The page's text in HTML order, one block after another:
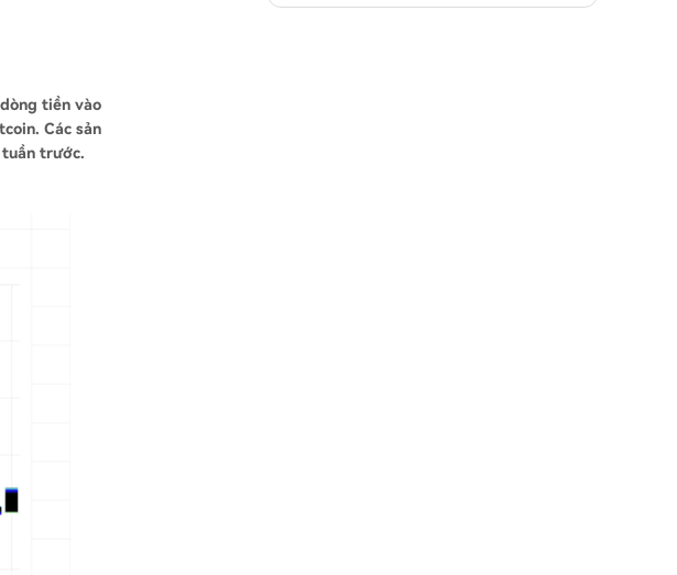
tiền vào
Các sản
tuần trước.